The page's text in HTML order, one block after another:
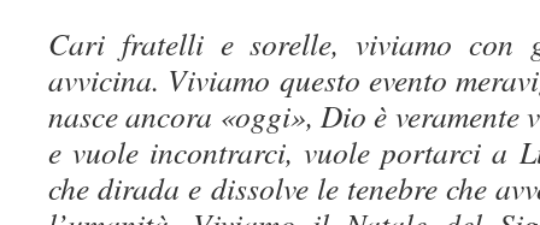
Cari fratelli e sorelle, viviamo con
avvicina. Viviamo questo evento
nasce ancora «oggi», Dio è
e vuole incontrarci, vuole portarci a
che dirada e dissolve le tenebre che